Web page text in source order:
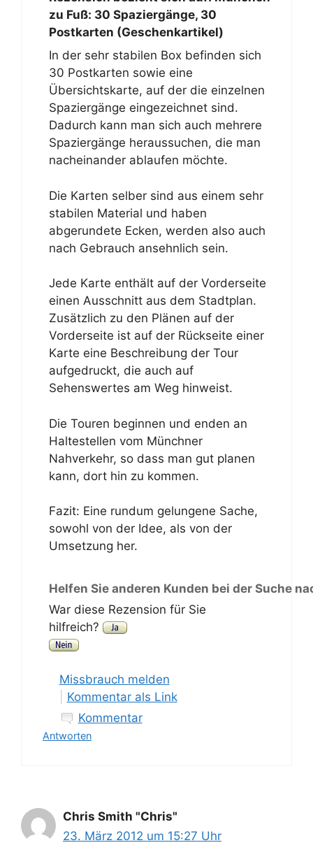
zu Fuß: 30 Spaziergänge, 30
Postkarten (Geschenkartikel)
In der sehr stabilen Box befinden sich
30 Postkarten sowie eine
Übersichtskarte, auf der die einzelnen
Spaziergänge eingezeichnet sind.
Dadurch kann man sich auch mehrere
Spaziergänge heraussuchen, die man
nacheinander ablaufen möchte.
Die Karten selber sind aus einem sehr
stabilen Material und haben
abgerundete Ecken, werden also auch
nach Gebrauch ansehnlich sein.
Jede Karte enthält auf der Vorderseite
einen Ausschnitt aus dem Stadtplan.
Zusätzlich zu den Plänen auf der
Vorderseite ist auf der Rückseite einer
Karte eine Beschreibung der Tour
aufgedruckt, die auch auf
Sehenswertes am Weg hinweist.
Die Touren beginnen und enden an
Haltestellen vom Münchner
Nahverkehr, so dass man gut planen
kann, dort hin zu kommen.
Fazit: Eine rundum gelungene Sache,
sowohl von der Idee, als von der
Umsetzung her.
Helfen Sie anderen Kunden bei der Suche
War diese Rezension für Sie
hilfreich?
Missbrauch melden
Kommentar als Link
Kommentar
Antworten
Chris Smith "Chris"
23. März 2012 um 15:27 Uhr